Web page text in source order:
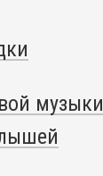
музыки